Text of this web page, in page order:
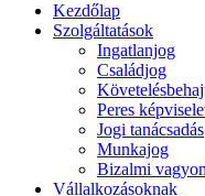
Kezdőlap
Szolgáltatások
Ingatlanjog
Családjog
Peres
Jogi tanácsadás
Munkajog
Bizalmi
Vállalkozásoknak